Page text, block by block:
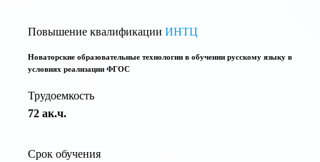
Повышение квалификации ИНТЦ
Новаторские образовательные технологии в обучении русскому языку в
условиях реализации ФГОС
Трудоемкость
72 ак.ч.
Срок обучения